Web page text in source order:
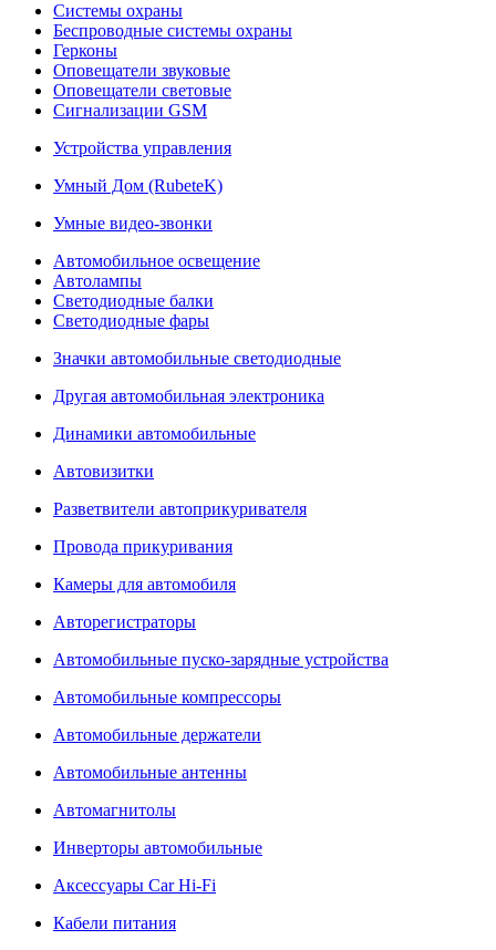
Системы охраны
Беспроводные системы охраны
Герконы
Оповещатели звуковые
Оповещатели световые
Сигнализации GSM
Устройства управления
Умный Дом (RubeteK)
Умные видео-звонки
Автомобильное освещение
Автолампы
Светодиодные балки
Светодиодные фары
Значки автомобильные светодиодные
Другая автомобильная электроника
Динамики автомобильные
Автовизитки
Разветвители автоприкуривателя
Провода прикуривания
Камеры для автомобиля
Авторегистраторы
Автомобильные пуско-зарядные устройства
Автомобильные компрессоры
Автомобильные держатели
Автомобильные антенны
Автомагнитолы
Инверторы автомобильные
Аксессуары Car Hi-Fi
Кабели питания